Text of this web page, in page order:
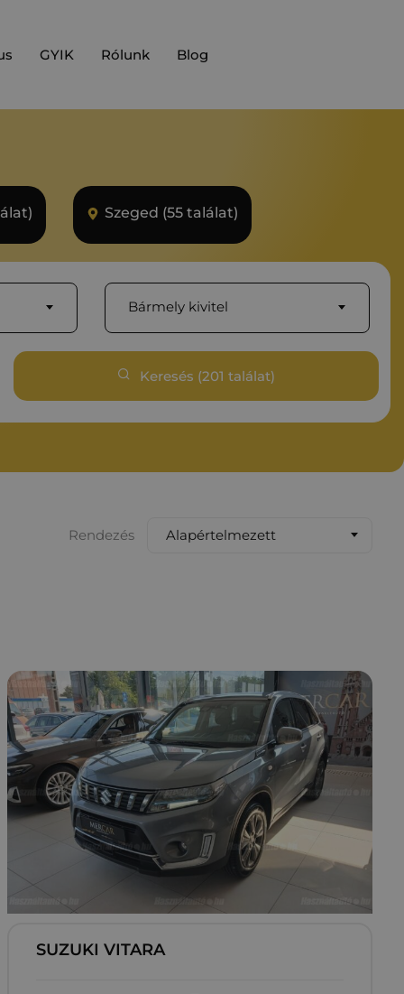
GYIK Rólunk Blog
Szeged (55 találat)
Bármely kivitel
Keresés (201 találat)
Rendezés Alapértelmezett
SUZUKI VITARA